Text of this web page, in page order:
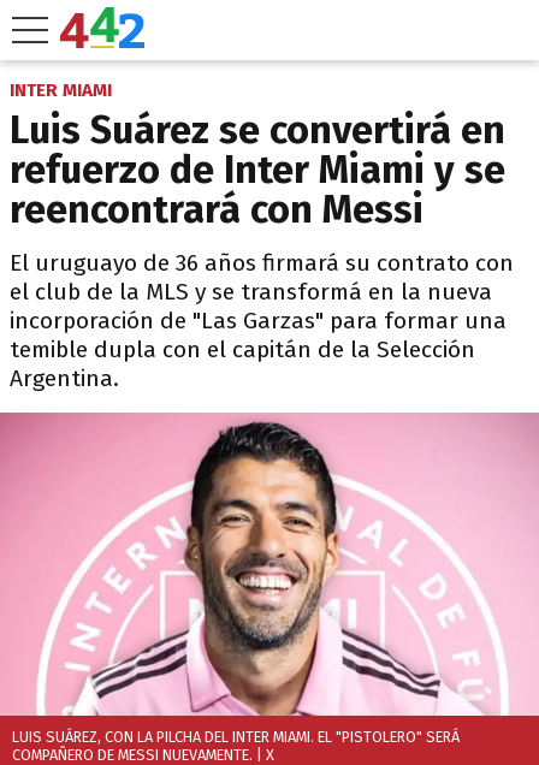
INTER MIAMI
Luis Suárez se convertirá en
refuerzo de Inter Miami y se
reencontrará con Messi
El uruguayo de 36 años firmará su contrato con
el club de la MLS y se transformá en la nueva
incorporación de "Las Garzas" para formar una
temible dupla con el capitán de la Selección
Argentina.
LUIS SUÁREZ, CON LA PILCHA DEL INTER MIAMI. EL "PISTOLERO" SERÁ
COMPAÑERO DE MESSI NUEVAMENTE. | X